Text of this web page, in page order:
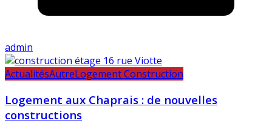
admin
ActualitésAutreLogement Construction
Logement aux Chaprais : de nouvelles
constructions